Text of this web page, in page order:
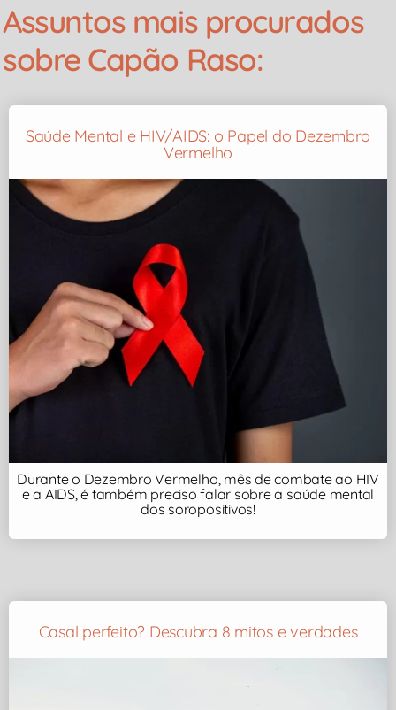
Assuntos mais procurados
sobre Capão Raso:
Saúde Mental e HIV/AIDS: o Papel do Dezembro
Vermelho
Durante o Dezembro Vermelho, mês de combate ao HIV
e a AIDS, é também preciso falar sobre a saúde mental
dos soropositivos!
Casal perfeito? Descubra 8 mitos e verdades